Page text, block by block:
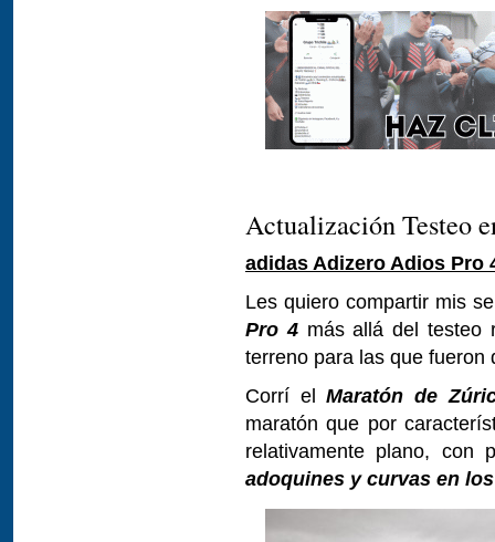
Actualización Testeo
adidas Adizero Adios Pro
Les quiero compartir mis
Pro 4más allá del testeo
terreno para las que
Corrí elMaratón de
maratón que por
relativamente plano, con
adoquines y curvas en